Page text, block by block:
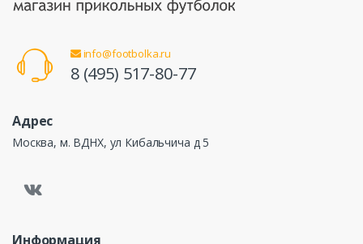
info@footbolka.ru
8 (495) 517-80-77
Адрес
Москва, м. ВДНХ, ул Кибальчича д 5
Информация